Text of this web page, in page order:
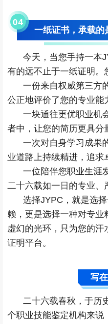
04
一纸证书，承载
今天，当您手持一本
有的远不止于一纸证明。
一份来自权威第三方
公正地评价了您的专业能
一块通往更优职业机
者中，让您的简历更具分
一次对自身学习成果
业道路上持续精进，追求
一位陪伴您职业生涯
二十六载如一日的专业、
选择JYPC，就是选
赖，更是选择一种对专业
虚幻的光环，只为您的汗
证明平台。
写
二十六载春秋，于历
个职业技能鉴定机构来